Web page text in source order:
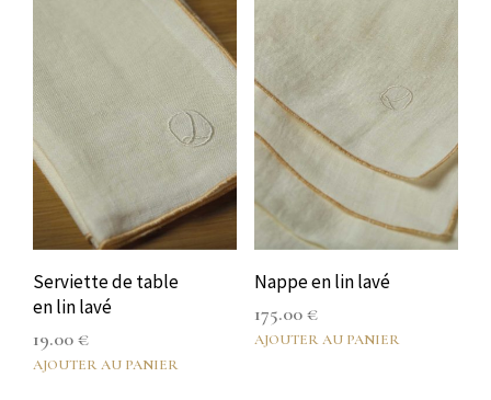
Serviette de table
en lin lavé
19.00€
AJOUTER AU PANIER
Nappe en lin lavé
175.00€
AJOUTER AU PANIER